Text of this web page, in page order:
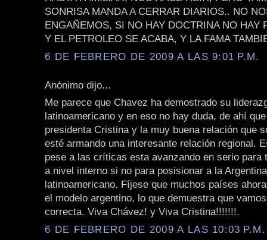
SONRISA MANDA A CERRAR DIARIOS.. NO
ENGAÑEMOS, SI NO HAY DOCTRINA NO HAY
Y EL PETROLEO SE ACABA, Y LA FAMA
6 DE FEBRERO DE 2009 A LAS 9:01 P.M.
Anónimo dijo...
Me parece que Chavez ha demostrado su
latinoamericano y en eso no hay duda, de ahí
presidenta Cristina y la muy buena relación que
esté armando una interesante relación regional.
pese a las críticas esta avanzando en serio para
a nivel interno si no para posisionar a la
latinoamericano. Fíjese que muchos países
el modelo argentino, lo que demuestra que
correcta. Viva Chávez! y Viva Cristina!!!!!!!.
6 DE FEBRERO DE 2009 A LAS 10:03 P.M.